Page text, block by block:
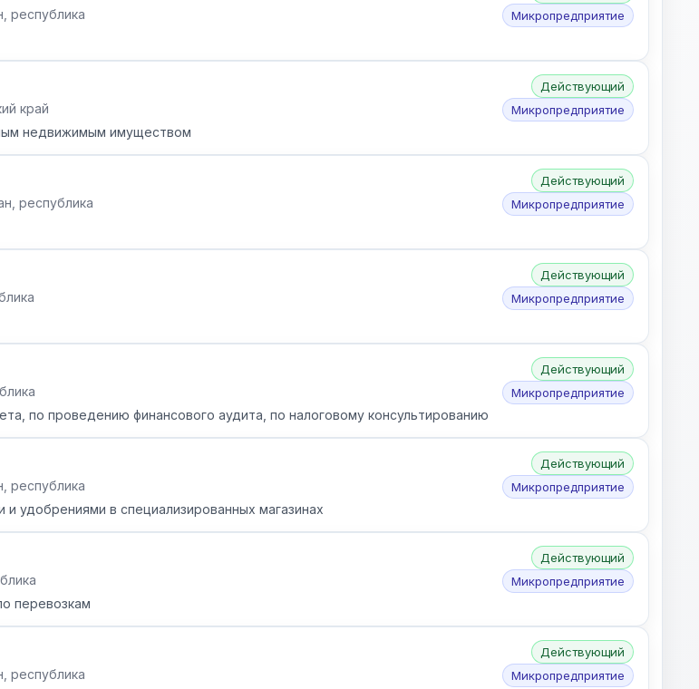
республика
Микропредприятие
край
недвижимым имуществом
Действующий
Микропредприятие
республика
Действующий
Микропредприятие
Действующий
Микропредприятие
по проведению финансового аудита, по налоговому консультированию
Действующий
Микропредприятие
республика
удобрениями в специализированных магазинах
Действующий
Микропредприятие
перевозкам
Действующий
Микропредприятие
республика
Действующий
Микропредприятие